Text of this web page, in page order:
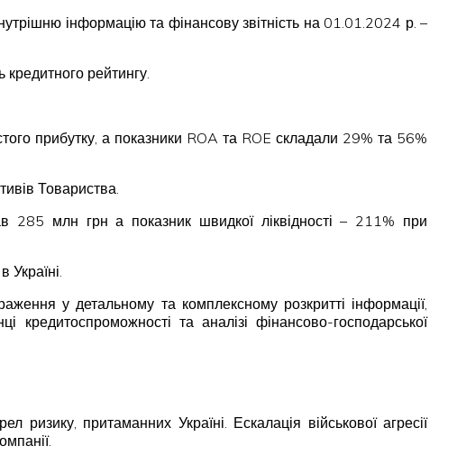
інформацію та фінансову звітність на 01.01.2024 р. –
рейтингу.
прибутку, а показники ROA та ROE складали 29% та 56%
Товариства.
285 млн грн а показник швидкої ліквідності – 211% при
у детальному та комплексному розкритті інформації,
кредитоспроможності та аналізі фінансово-господарської
притаманних Україні. Ескалація військової агресії